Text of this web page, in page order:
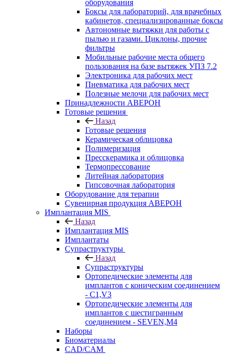
оборудования
Боксы для лабораторий, для врачебных
кабинетов, специализированные боксы
Автономные вытяжки для работы с
пылью и газами. Циклоны, прочие
фильтры
Мобильные рабочие места общего
пользования на базе вытяжек УПЗ 7.2
Электроника для рабочих мест
Пневматика для рабочих мест
Полезные мелочи для рабочих мест
Принадлежности АВЕРОН
Готовые решения
Назад
Готовые решения
Керамическая облицовка
Полимеризация
Пресскерамика и облицовка
Термопрессование
Литейная лаборатория
Гипсовочная лаборатория
Оборудование для терапии
Сувенирная продукция АВЕРОН
Имплантация MIS
Назад
Имплантация MIS
Имплантаты
Супраструктуры
Назад
Супраструктуры
Ортопедические элементы для
имплантов с коническим соединением
- C1,V3
Ортопедические элементы для
имплантов с шестигранным
соединением - SEVEN,M4
Наборы
Биоматериалы
CAD/CAM